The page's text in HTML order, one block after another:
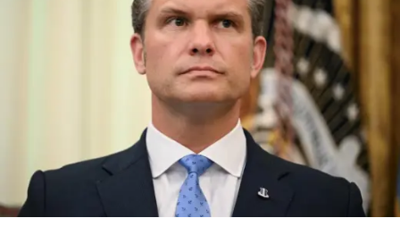
share
¿Cuáles
fueron los
carros